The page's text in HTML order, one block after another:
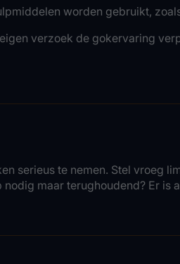
worden gebruikt,
verzoek de gokervaring
serieus te nemen. Stel vroeg
maar terughoudend? Er